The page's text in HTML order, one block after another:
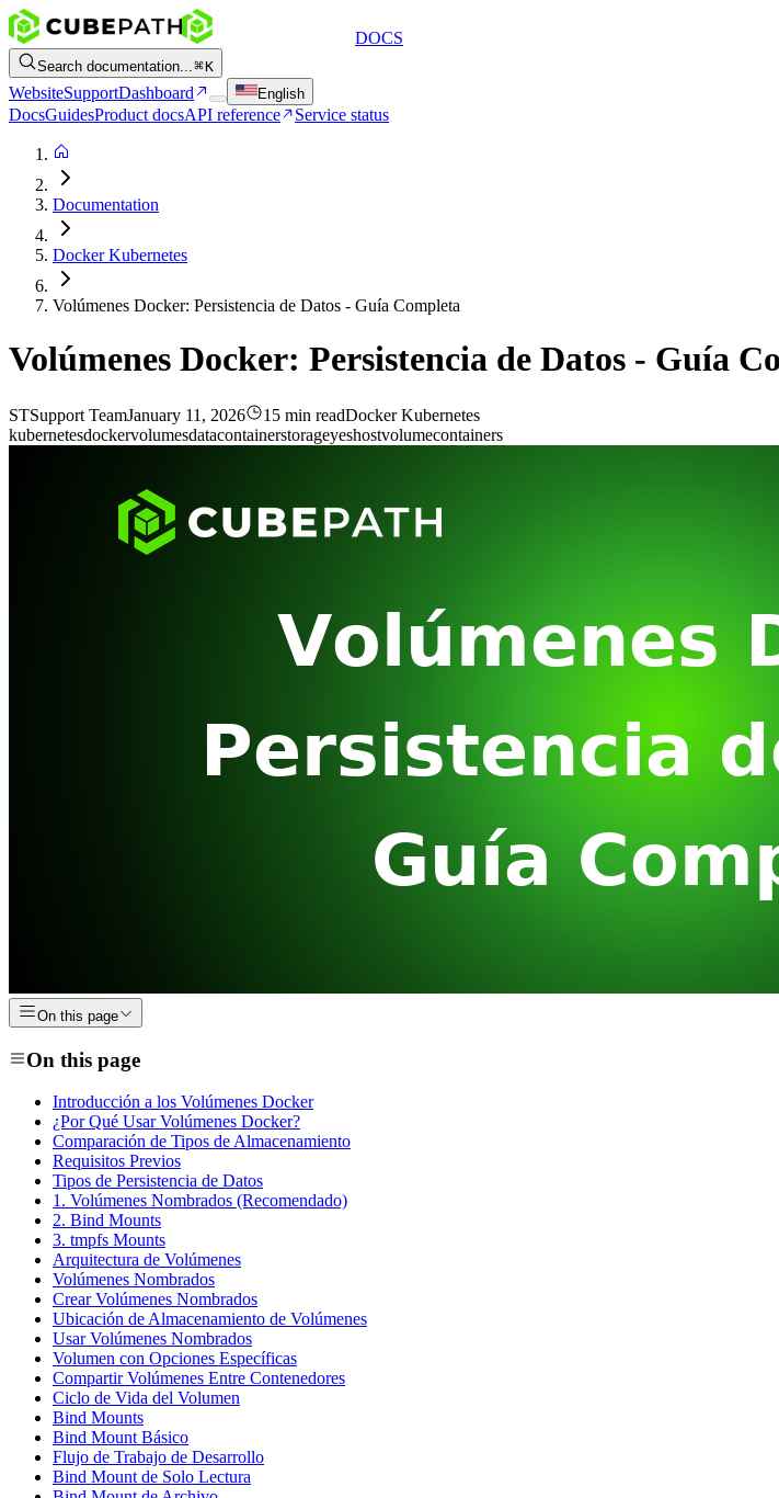
DOCS
Search documentation... K
WebsiteSupportDashboard English
DocsGuidesProduct docsAPI reference Service status
Documentation
Docker Kubernetes
Volúmenes Docker: Persistencia de Datos - Guía Completa
Volúmenes Docker: Persistencia de Datos - Guía
STSupport TeamJanuary 11, 2026 15 min readDocker Kubernetes
kubernetesdockervolumesdatacontainerstorageyeshostvolumecontainers
On this page
On this page
Introducción a los Volúmenes Docker
¿Por Qué Usar Volúmenes Docker?
Comparación de Tipos de Almacenamiento
Requisitos Previos
Tipos de Persistencia de Datos
1. Volúmenes Nombrados (Recomendado)
2. Bind Mounts
3. tmpfs Mounts
Arquitectura de Volúmenes
Volúmenes Nombrados
Crear Volúmenes Nombrados
Ubicación de Almacenamiento de Volúmenes
Usar Volúmenes Nombrados
Volumen con Opciones Específicas
Compartir Volúmenes Entre Contenedores
Ciclo de Vida del Volumen
Bind Mounts
Bind Mount Básico
Flujo de Trabajo de Desarrollo
Bind Mount de Solo Lectura